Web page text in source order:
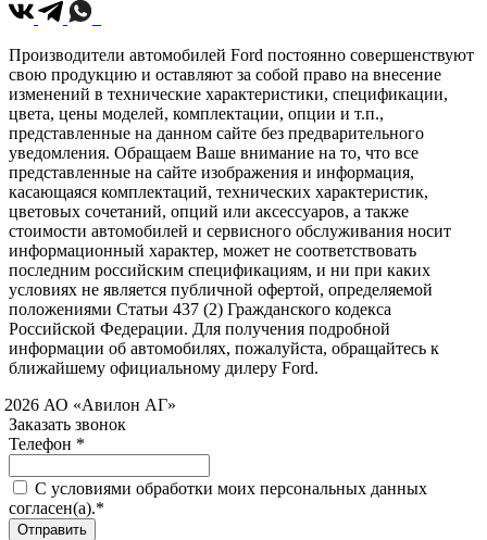
Производители автомобилей Ford постоянно совершенствуют
свою продукцию и оставляют за собой право на внесение
изменений в технические характеристики, спецификации,
цвета, цены моделей, комплектации, опции и т.п.,
представленные на данном сайте без предварительного
уведомления. Обращаем Ваше внимание на то, что все
представленные на сайте изображения и информация,
касающаяся комплектаций, технических характеристик,
цветовых сочетаний, опций или аксессуаров, а также
стоимости автомобилей и сервисного обслуживания носит
информационный характер, может не соответствовать
последним российским спецификациям, и ни при каких
условиях не является публичной офертой, определяемой
положениями Статьи 437 (2) Гражданского кодекса
Российской Федерации. Для получения подробной
информации об автомобилях, пожалуйста, обращайтесь к
ближайшему официальному дилеру Ford.
АО «Авилон АГ»
Заказать звонок
Телефон *
C условиями обработки моих персональных данных
согласен(а).*